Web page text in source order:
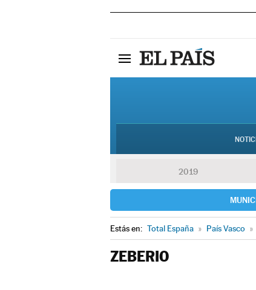
2019
Estás en: Total España » País Vasco »
ZEBERIO